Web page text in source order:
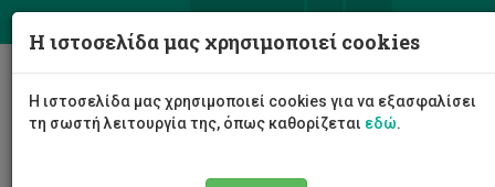
Η ιστοσελίδα μας χρησιμοποιεί cookies
Η ιστοσελίδα μας χρησιμοποιεί cookies για να εξασφαλίσει
τη σωστή λειτουργία της, όπως καθορίζεται εδώ.